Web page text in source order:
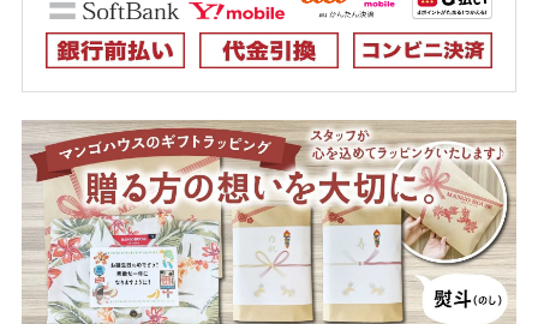
color size
アイボリー
在庫切れ
140cm
在庫切れ 店舗取り寄せ申請
レッド